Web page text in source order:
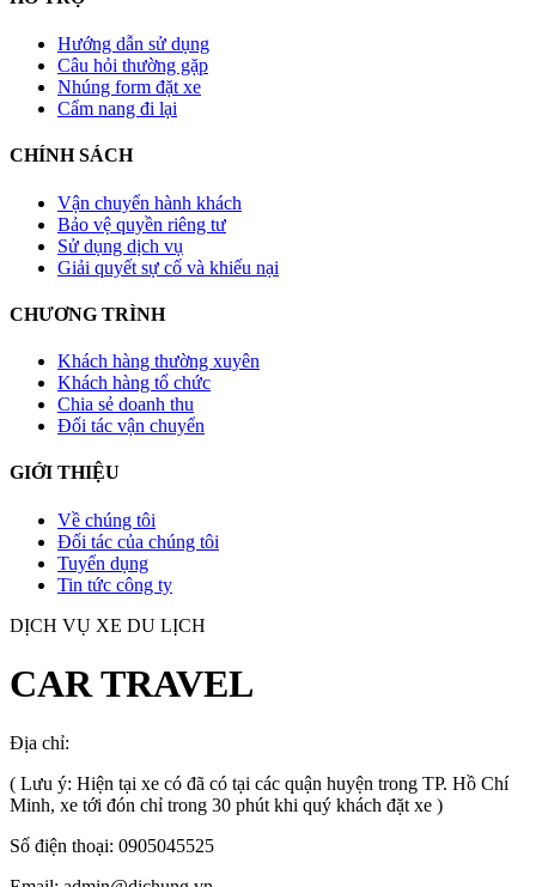
Hướng dẫn sử dụng
Câu hỏi thường gặp
Nhúng form đặt xe
Cẩm nang đi lại
CHÍNH SÁCH
Vận chuyển hành khách
Bảo vệ quyền riêng tư
Sử dụng dịch vụ
Giải quyết sự cố và khiếu nại
CHƯƠNG TRÌNH
Khách hàng thường xuyên
Khách hàng tổ chức
Chia sẻ doanh thu
Đối tác vận chuyển
GIỚI THIỆU
Về chúng tôi
Đối tác của chúng tôi
Tuyển dụng
Tin tức công ty
DỊCH VỤ XE DU LỊCH
CAR TRAVEL
Địa chỉ:
( Lưu ý: Hiện tại xe có đã có tại các quận huyện trong TP. Hồ Chí
Minh, xe tới đón chỉ trong 30 phút khi quý khách đặt xe )
Số điện thoại: 0905045525